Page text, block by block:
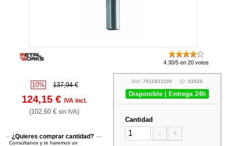
4.30/5 en 20 votos
10% 137,94 €
124,15 €IVA incl.
(102,60 €sin IVA)
¿Quieres comprar cantidad?
Consúltanos y te haremos un
Ref: 7011831100 ID: 23520
Disponible | Entrega 24h
Cantidad
- +